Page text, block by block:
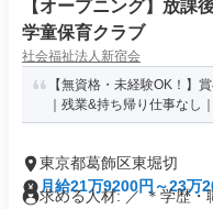
【オープニング】放課
学童保育クラブ
社会福祉法人新宿会
【無資格・未経験OK！】
｜残業&持ち帰り仕事なし
東京都葛飾区東堀切
月給21万9200円～23万
求める人材: ／ ＊学歴・